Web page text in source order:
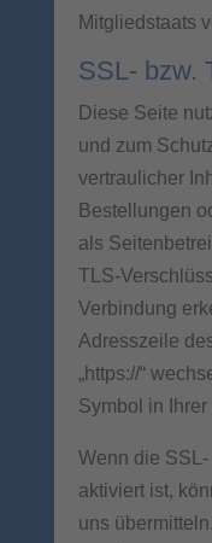
Mitgliedstaats
SSL- bzw.
Diese Seite
und zum
vertraulicher
Bestellungen
als
TLS-
Verbindung
Adresszeile
„https://“
Symbol in
Wenn die
aktiviert ist,
uns